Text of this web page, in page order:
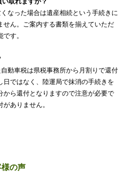
なった場合は遺産相続という手続きに
せん。ご案内する書類を揃えていただ
す。
動車税は県税事務所から月割りで還付
日ではなく、陸運局で抹消の手続きを
から還付となりますので注意が必要で
ありません。
の声